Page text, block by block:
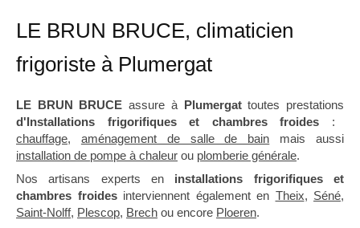
LE BRUN BRUCE, climaticien
frigoriste à Plumergat
LE BRUN BRUCE assure à Plumergattoutes prestations
d'Installations frigorifiques et chambres froides :
chauffage, aménagement de salle de bain mais aussi
installation de pompe à chaleur ou plomberie générale.
Nos artisans experts en installations frigorifiques et
chambres froidesinterviennent également en Theix, Séné,
Saint-Nolff, Plescop, Brech ou encore Ploeren.